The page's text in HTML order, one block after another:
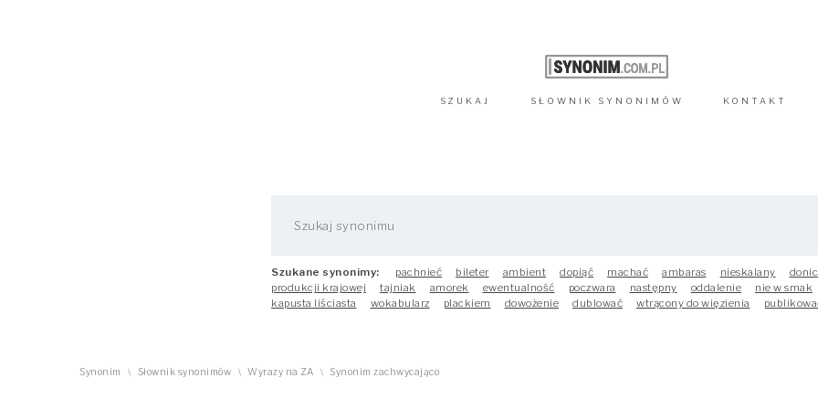
SZUKAJ SŁOWNIK SYNONIMÓW KONTAKT
Szukane synonimy: pachnieć bileter ambient dopiąć machać ambaras nieskalany
produkcji krajowej
tajniak amorek ewentualność poczwara następny oddalenie nie w smak
kapusta liściasta
wokabularz plackiem dowożenie dublować wtrącony do więzienia
Synonim \ Słownik synonimów \ Wyrazy na ZA \ Synonim zachwycająco